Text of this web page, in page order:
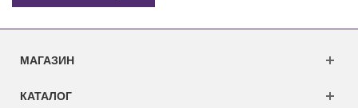
МАГАЗИН
КАТАЛОГ